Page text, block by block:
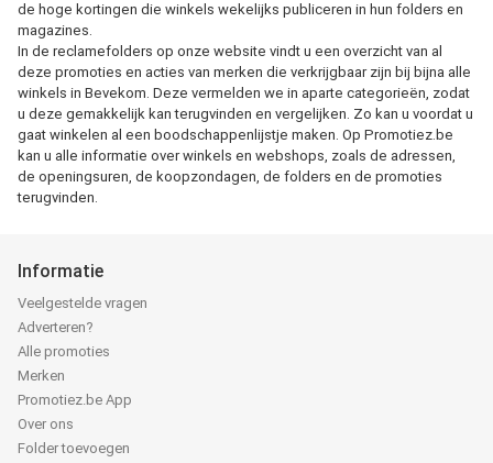
de hoge kortingen die winkels wekelijks publiceren in hun folders en
magazines.
In de reclamefolders op onze website vindt u een overzicht van al
deze promoties en acties van merken die verkrijgbaar zijn bij bijna alle
winkels in Bevekom. Deze vermelden we in aparte categorieën, zodat
u deze gemakkelijk kan terugvinden en vergelijken. Zo kan u voordat u
gaat winkelen al een boodschappenlijstje maken. Op Promotiez.be
kan u alle informatie over winkels en webshops, zoals de adressen,
de openingsuren, de koopzondagen, de folders en de promoties
terugvinden.
Informatie
Veelgestelde vragen
Adverteren?
Alle promoties
Merken
Promotiez.be App
Over ons
Folder toevoegen